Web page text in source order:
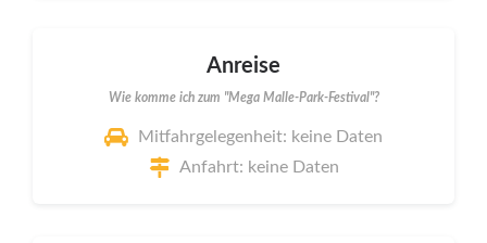
Anreise
Wie komme ich zum "Mega Malle-Park-Festival"?
Mitfahrgelegenheit: keine Daten
Anfahrt: keine Daten